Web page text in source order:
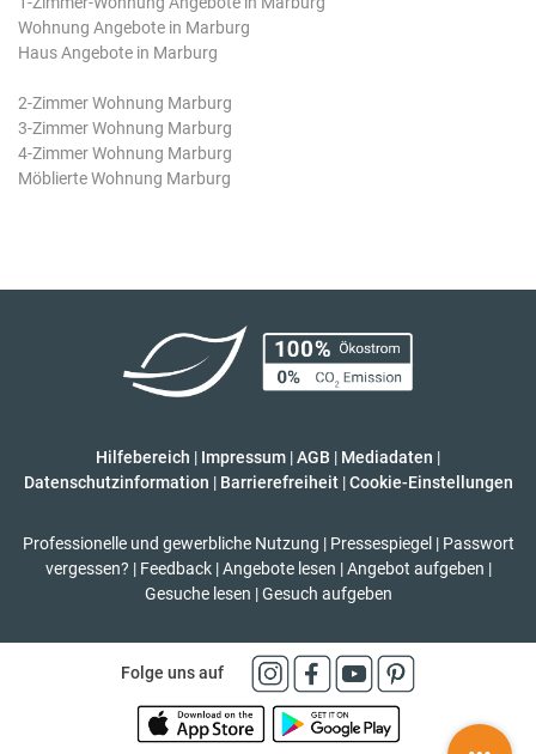
Wohnung Angebote in Marburg
Haus Angebote in Marburg
2-Zimmer Wohnung Marburg
3-Zimmer Wohnung Marburg
4-Zimmer Wohnung Marburg
Möblierte Wohnung Marburg
Hilfebereich | Impressum |AGB | Mediadaten |
Datenschutzinformation | Barrierefreiheit | Cookie-Einstellungen
Professionelle und gewerbliche Nutzung | Pressespiegel | Passwort
vergessen? | Feedback | Angebote lesen | Angebot aufgeben |
Gesuche lesen | Gesuch aufgeben
Folge uns auf